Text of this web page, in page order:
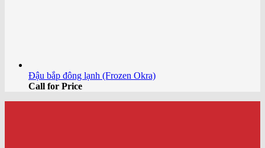
Đậu bắp đông lạnh (Frozen Okra)
Call for Price